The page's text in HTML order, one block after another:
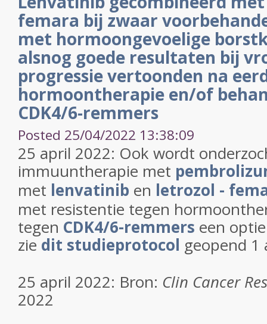
femara bij zwaar
met hormoongevoelige
alsnog goede resultaten bij
progressie vertoonden na
hormoontherapie en/of
CDK4/6-remmers
Posted 25/04/2022 13:38:09
25 april 2022: Ook wordt
immuuntherapie met
met lenvatinib en letrozol -
met resistentie tegen
tegen CDK4/6-remmers een
zie dit studieprotocol geopend 1
25 april 2022: Bron: Clin Cancer Res
2022